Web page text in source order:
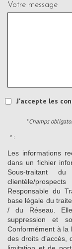
Votre message
J'accepte les
* Champs
* :
Les informations
dans un fichier
Sous-traitant
clientèle/
Responsable du
base légale du
/ du Réseau.
suppression et
Conformément à la
des droits d’accès,